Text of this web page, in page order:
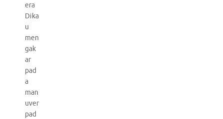
era
Dika
u
men
gak
ar
pad
a
man
uver
pad